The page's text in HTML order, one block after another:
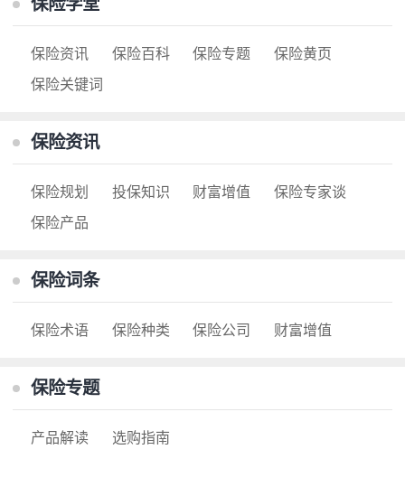
保险资讯 保险百科 保险专题
保险黄页
保险关键词
保险资讯
保险规划 投保知识 财富增值
保险专家谈
保险产品
保险词条
保险术语 保险种类 保险公司 财富增值
保险专题
产品解读 选购指南